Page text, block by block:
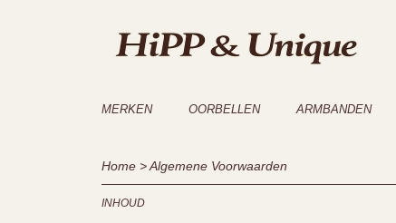
MERKEN OORBELLEN ARMBANDEN
Home > Algemene Voorwaarden
INHOUD